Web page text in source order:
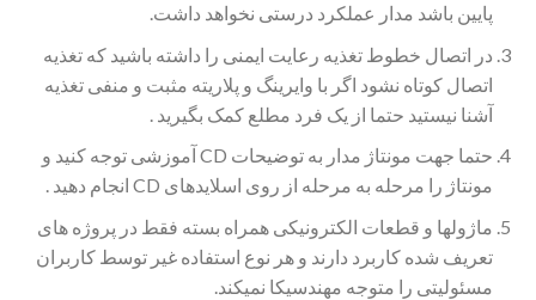
پایین باشد مدار عملکرد درستی نخواهد داشت.
در اتصال خطوط تغذیه رعایت ایمنی را داشته باشید که تغذیه
اتصال کوتاه نشود اگر با وایرینگ و پلاریته مثبت و منفی تغذیه
آشنا نیستید حتما از یک فرد مطلع کمک بگیرید .
حتما جهت مونتاژ مدار به توضیحات CD آموزشی توجه کنید و
مونتاژ را مرحله به مرحله از روی اسلایدهای CD انجام دهید .
ماژولها و قطعات الکترونیکی همراه بسته فقط در پروژه های
تعریف شده کاربرد دارند و هر نوع استفاده غیر توسط کاربران
مسئولیتی را متوجه مهندسیکا نمیکند.